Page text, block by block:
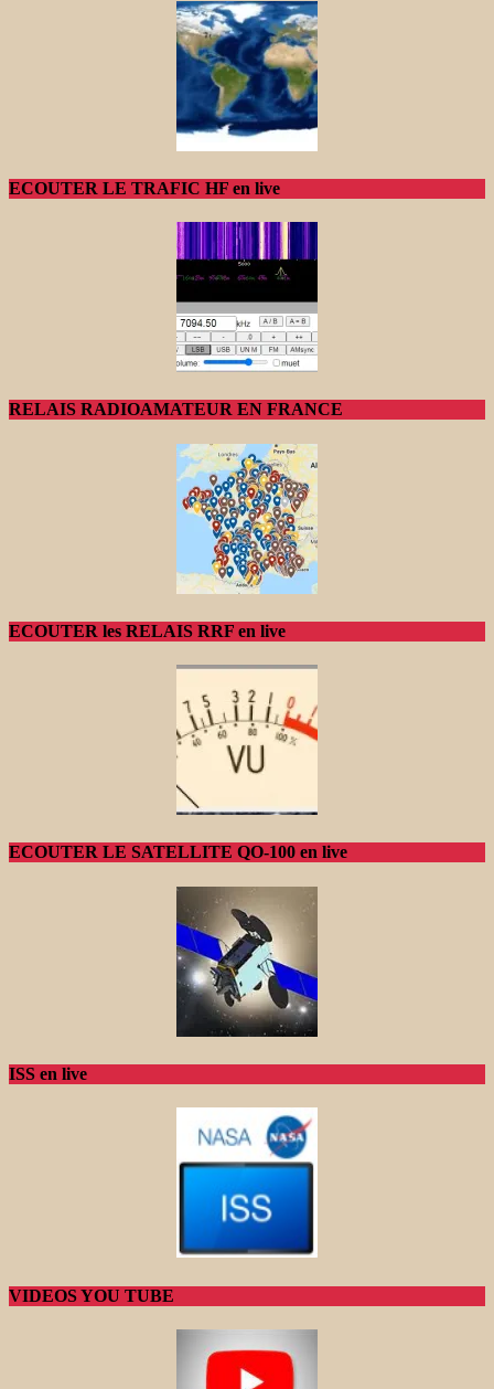
ECOUTER LE TRAFIC HF en live
RELAIS RADIOAMATEUR EN FRANCE
ECOUTER les RELAIS RRF en live
ECOUTER LE SATELLITE QO-100 en live
ISS en live
VIDEOS YOU TUBE